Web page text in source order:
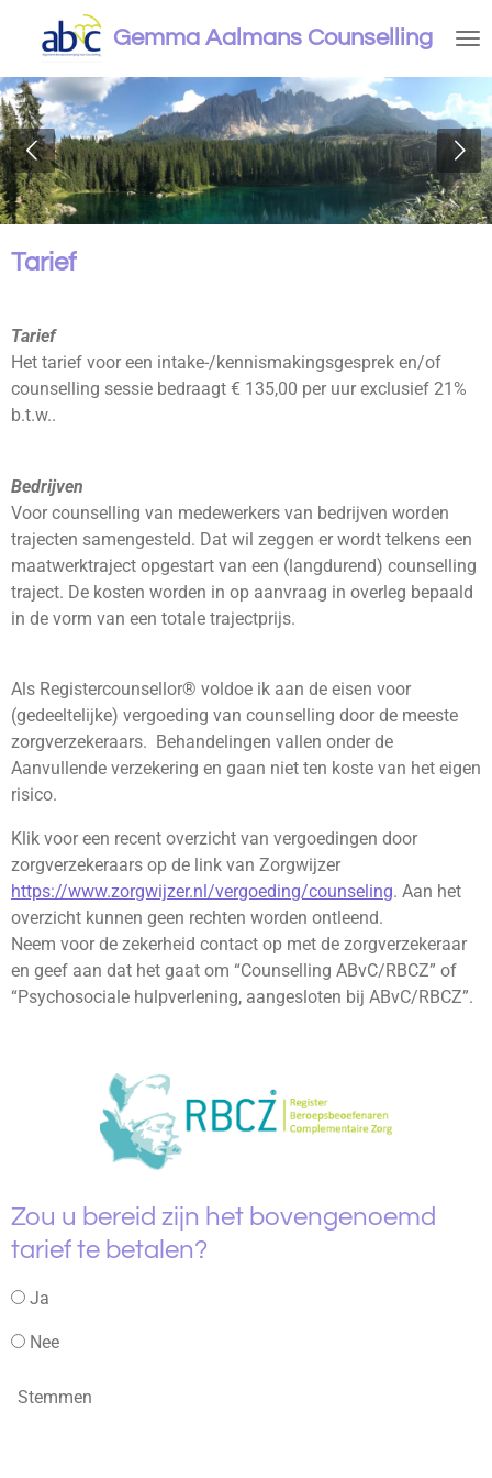
direct
naar
de
hoofdinhoud
Gemma Aalmans Counselling
Tarief
Tarief
Het tarief voor een intake-/kennismakingsgesprek en/of
counselling sessie bedraagt € 135,00 per uur exclusief 21%
b.t.w..
Bedrijven
Voor counselling van medewerkers van bedrijven worden
trajecten samengesteld. Dat wil zeggen er wordt telkens een
maatwerktraject opgestart van een (langdurend) counselling
traject. De kosten worden in op aanvraag in overleg bepaald
in de vorm van een totale trajectprijs.
Als Registercounsellor® voldoe ik aan de eisen voor
(gedeeltelijke) vergoeding van counselling door de meeste
zorgverzekeraars. Behandelingen vallen onder de
Aanvullende verzekering en gaan niet ten koste van het eigen
risico.
Klik voor een recent overzicht van vergoedingen door
zorgverzekeraars op de link van Zorgwijzer
https://www.zorgwijzer.nl/vergoeding/counseling. Aan het
overzicht kunnen geen rechten worden ontleend.
Neem voor de zekerheid contact op met de zorgverzekeraar
en geef aan dat het gaat om “Counselling ABvC/RBCZ” of
“Psychosociale hulpverlening, aangesloten bij ABvC/RBCZ”.
Zou u bereid zijn het bovengenoemd
tarief te betalen?
Ja
Nee
Stemmen